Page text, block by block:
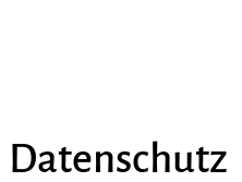
Datenschutz